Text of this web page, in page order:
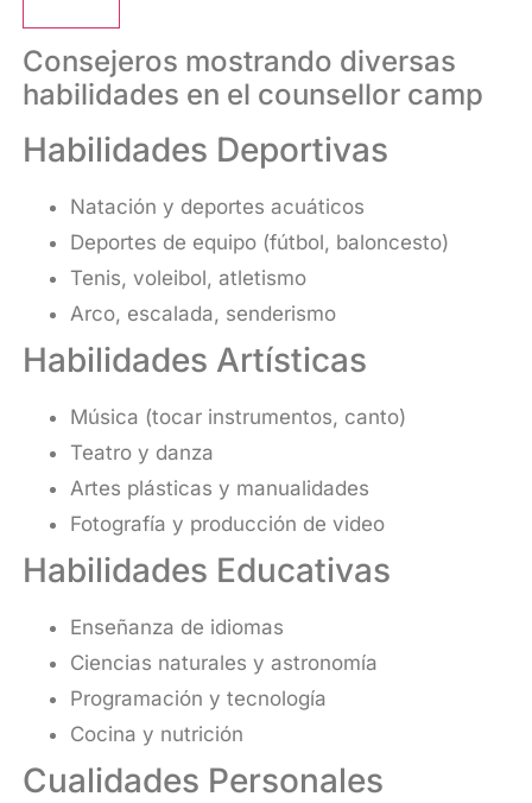
Consejeros mostrando diversas
habilidades en el counsellor camp
Habilidades Deportivas
Natación y deportes acuáticos
Deportes de equipo (fútbol, baloncesto)
Tenis, voleibol, atletismo
Arco, escalada, senderismo
Habilidades Artísticas
Música (tocar instrumentos, canto)
Teatro y danza
Artes plásticas y manualidades
Fotografía y producción de video
Habilidades Educativas
Enseñanza de idiomas
Ciencias naturales y astronomía
Programación y tecnología
Cocina y nutrición
Cualidades Personales